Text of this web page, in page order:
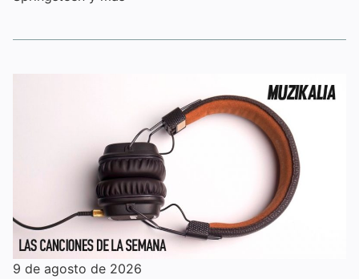
9 de agosto de 2026